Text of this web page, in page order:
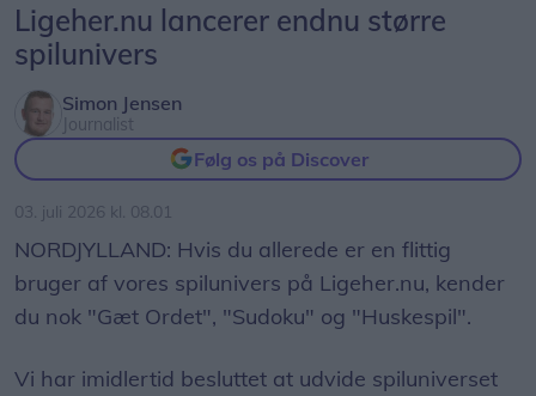
Ligeher.nu lancerer endnu større
spilunivers
Simon Jensen
Journalist
Følg os på Discover
03. juli 2026 kl. 08.01
NORDJYLLAND: Hvis du allerede er en flittig
bruger af vores spilunivers på Ligeher.nu, kender
du nok "Gæt Ordet", "Sudoku" og "Huskespil".
Vi har imidlertid besluttet at udvide spiluniverset